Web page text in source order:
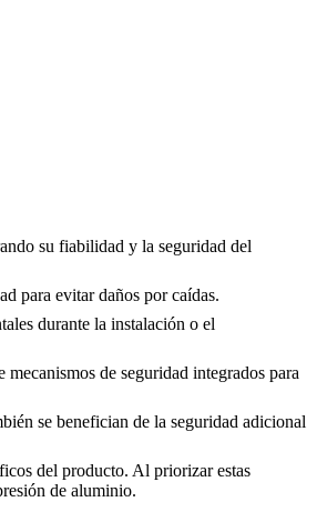
su fiabilidad y la seguridad del
para evitar daños por caídas.
durante la instalación o el
de seguridad integrados para
se benefician de la seguridad adicional
del producto. Al priorizar estas
de aluminio.